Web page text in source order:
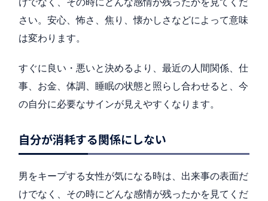
さい。安心、怖さ、焦り、懐かしさなどによって意味
は変わります。
すぐに良い・悪いと決めるより、最近の人間関係、仕
事、お金、体調、睡眠の状態と照らし合わせると、今
の自分に必要なサインが見えやすくなります。
自分が消耗する関係にしない
男をキープする女性が気になる時は、出来事の表面だ
けでなく、その時にどんな感情が残ったかを見てくだ